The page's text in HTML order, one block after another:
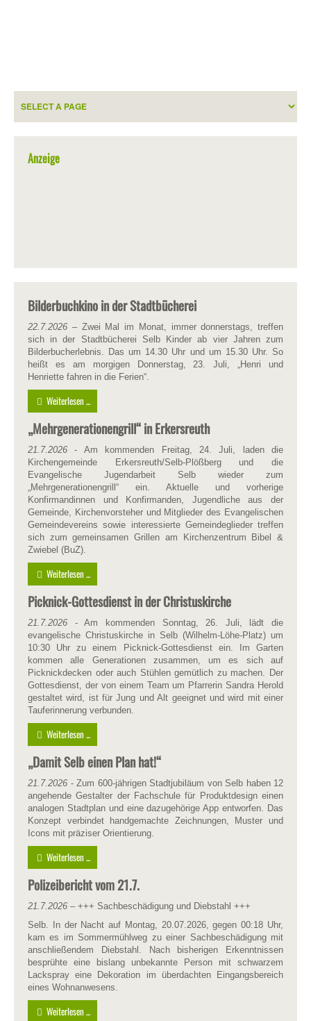
Anzeige
Bilderbuchkino in der Stadtbücherei
22.7.2026 – Zwei Mal im Monat, immer donnerstags, treffen
sich in der Stadtbücherei Selb Kinder ab vier Jahren zum
Bilderbucherlebnis. Das um 14.30 Uhr und um 15.30 Uhr. So
heißt es am morgigen Donnerstag, 23. Juli, „Henri und
Henriette fahren in die Ferien“.
Weiterlesen ...
„Mehrgenerationengrill“ in Erkersreuth
21.7.2026 - Am kommenden Freitag, 24. Juli, laden die
Kirchengemeinde Erkersreuth/Selb-Plößberg und die
Evangelische Jugendarbeit Selb wieder zum
„Mehrgenerationengrill“ ein. Aktuelle und vorherige
Konfirmandinnen und Konfirmanden, Jugendliche aus der
Gemeinde, Kirchenvorsteher und Mitglieder des Evangelischen
Gemeindevereins sowie interessierte Gemeindeglieder treffen
sich zum gemeinsamen Grillen am Kirchenzentrum Bibel &
Zwiebel (BuZ).
Weiterlesen ...
Picknick-Gottesdienst in der Christuskirche
21.7.2026 - Am kommenden Sonntag, 26. Juli, lädt die
evangelische Christuskirche in Selb (Wilhelm-Löhe-Platz) um
10:30 Uhr zu einem Picknick-Gottesdienst ein. Im Garten
kommen alle Generationen zusammen, um es sich auf
Picknickdecken oder auch Stühlen gemütlich zu machen. Der
Gottesdienst, der von einem Team um Pfarrerin Sandra Herold
gestaltet wird, ist für Jung und Alt geeignet und wird mit einer
Tauferinnerung verbunden.
Weiterlesen ...
„Damit Selb einen Plan hat!“
21.7.2026 - Zum 600-jährigen Stadtjubiläum von Selb haben 12
angehende Gestalter der Fachschule für Produktdesign einen
analogen Stadtplan und eine dazugehörige App entworfen. Das
Konzept verbindet handgemachte Zeichnungen, Muster und
Icons mit präziser Orientierung.
Weiterlesen ...
Polizeibericht vom 21.7.
21.7.2026 – +++ Sachbeschädigung und Diebstahl +++
Selb. In der Nacht auf Montag, 20.07.2026, gegen 00:18 Uhr,
kam es im Sommermühlweg zu einer Sachbeschädigung mit
anschließendem Diebstahl. Nach bisherigen Erkenntnissen
besprühte eine bislang unbekannte Person mit schwarzem
Lackspray eine Dekoration im überdachten Eingangsbereich
eines Wohnanwesens.
Weiterlesen ...